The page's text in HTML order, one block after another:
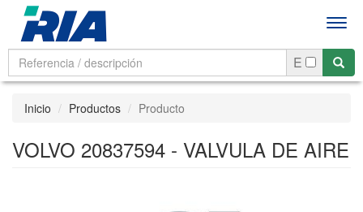
E
Inicio Productos Producto
VOLVO 20837594 - VALVULA DE AIRE